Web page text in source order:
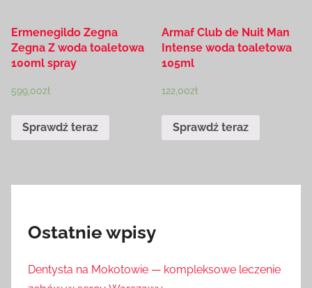
Ermenegildo Zegna
Zegna Z woda toaletowa
100ml spray
599,00zł
Sprawdź teraz
Armaf Club de Nuit Man
Intense woda toaletowa
105ml
122,00zł
Sprawdź teraz
Ostatnie wpisy
Dentysta na Mokotowie — kompleksowe leczenie